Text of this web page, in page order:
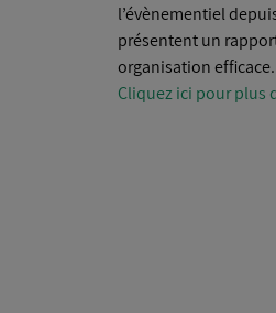
l’évènementiel
présentent un
organisation efficace.
Cliquez ici pour plus